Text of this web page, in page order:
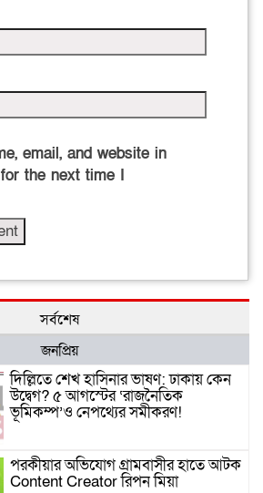
email, and website in
the next time I
সর্বশেষ
জনপ্রিয়
দিল্লিতে শেখ হাসিনার ভাষণ: ঢাকায় কেন
উদ্বেগ? ৫ আগস্টের ‘রাজনৈতিক
ভূমিকম্প’ও নেপথ্যের সমীকরণ!
পরকীয়ার অভিযোগ গ্রামবাসীর হাতে আটক
Content Creator রিপন মিয়া